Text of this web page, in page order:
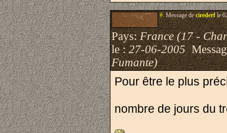
#.Message decirederfle
Pays:France (17 -
le :27-06-2005
Fumante)
Pour être le plus
nombre de jours du